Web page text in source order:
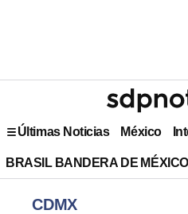
Últimas Noticias México
BRASIL BANDERA DE MÉXICO
CDMX